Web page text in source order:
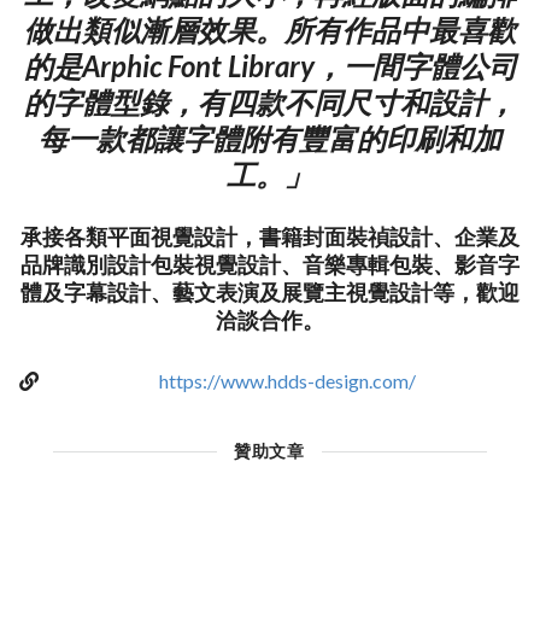
做出類似漸層效果。所有作品中最喜歡
的是Arphic Font Library，一間字體公司
的字體型錄，有四款不同尺寸和設計，
每一款都讓字體附有豐富的印刷和加
工。」
承接各類平面視覺設計，書籍封面裝禎設計、企業及
品牌識別設計包裝視覺設計、音樂專輯包裝、影音字
體及字幕設計、藝文表演及展覽主視覺設計等，歡迎
洽談合作。
https://www.hdds-design.com/
贊助文章